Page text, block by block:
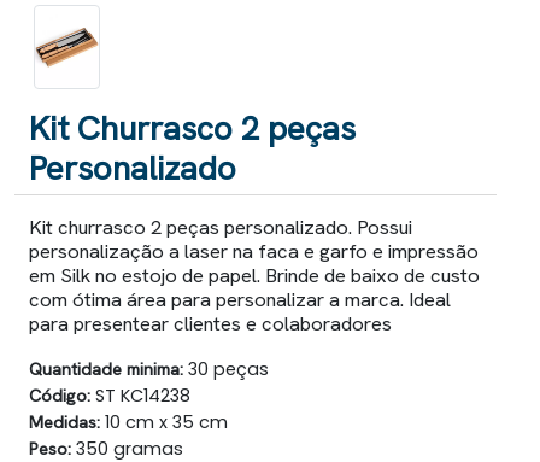
Kit Churrasco 2 peças
Personalizado
Kit churrasco 2 peças personalizado. Possui
personalização a laser na faca e garfo e impressão
em Silk no estojo de papel. Brinde de baixo de custo
com ótima área para personalizar a marca. Ideal
para presentear clientes e colaboradores
Quantidade minima: 30 peças
Código: ST KC14238
Medidas: 10 cm x 35 cm
Peso: 350 gramas